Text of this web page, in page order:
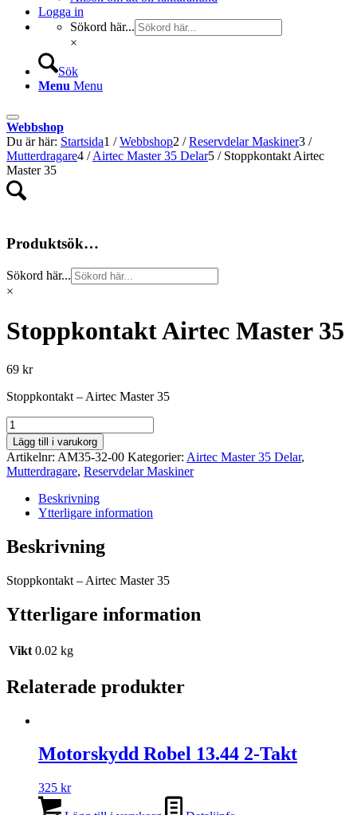
Logga in
Sökord här...
×
Sök
Menu Menu
Webbshop
Du är här: Startsida1 / Webbshop2 / Reservdelar Maskiner3 /
Mutterdragare4 / Airtec Master 35 Delar5 / Stoppkontakt Airtec
Master 35
Produktsök…
Sökord här...
×
Stoppkontakt Airtec Master 35
69 kr
Stoppkontakt – Airtec Master 35
Stoppkontakt
Airtec
Master
35
mängd
Lägg till i varukorg
Artikelnr: AM35-32-00 Kategorier: Airtec Master 35 Delar,
Mutterdragare, Reservdelar Maskiner
Beskrivning
Ytterligare information
Beskrivning
Stoppkontakt – Airtec Master 35
Ytterligare information
Vikt 0.02 kg
Relaterade produkter
Motorskydd Robel 13.44 2-Takt
325 kr